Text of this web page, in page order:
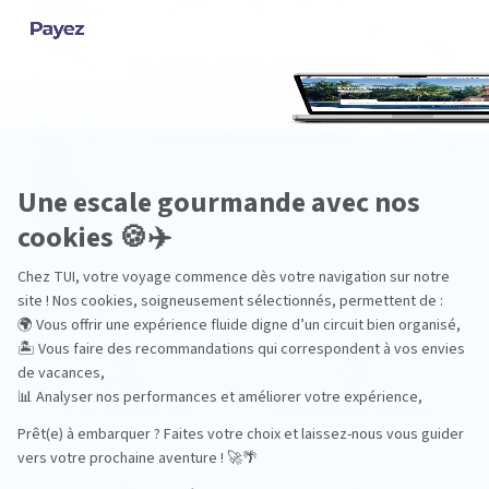
Pourquoi choisir TUI ?
TUI, acteur du
tourisme durable
Des hôtels choisis
avec soin